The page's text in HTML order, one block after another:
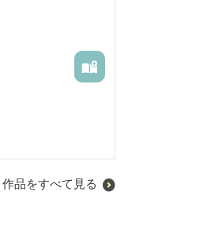
作品をすべて見る